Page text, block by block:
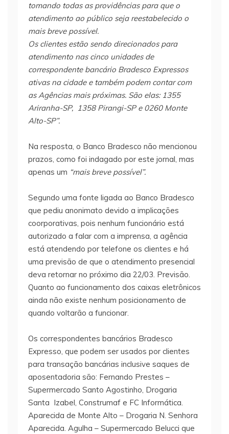
tomando todas as providências para que o
atendimento ao público seja reestabelecido o
mais breve possível.
Os clientes estão sendo direcionados para
atendimento nas cinco unidades de
correspondente bancário Bradesco Expressos
ativas na cidade e também podem contar com
as Agências mais próximas. São elas: 1355
Ariranha-SP, 1358 Pirangi-SP e 0260 Monte
Alto-SP”.
Na resposta, o Banco Bradesco não mencionou
prazos, como foi indagado por este jornal, mas
apenas um “mais breve possível”.
Segundo uma fonte ligada ao Banco Bradesco
que pediu anonimato devido a implicações
coorporativas, pois nenhum funcionário está
autorizado a falar com a imprensa, a agência
está atendendo por telefone os clientes e há
uma previsão de que o atendimento presencial
deva retornar no próximo dia 22/03. Previsão.
Quanto ao funcionamento dos caixas eletrônicos
ainda não existe nenhum posicionamento de
quando voltarão a funcionar.
Os correspondentes bancários Bradesco
Expresso, que podem ser usados por clientes
para transação bancárias inclusive saques de
aposentadoria são: Fernando Prestes –
Supermercado Santo Agostinho, Drogaria
Santa Izabel, Construmaf e FC Informática.
Aparecida de Monte Alto – Drogaria N. Senhora
Aparecida. Agulha – Supermercado Belucci que